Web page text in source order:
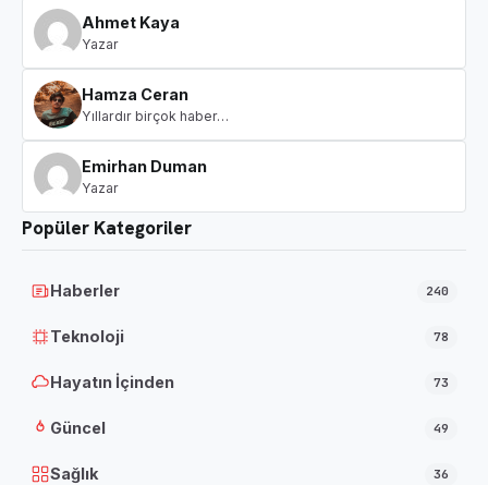
Ahmet Kaya
Yazar
Hamza Ceran
Yıllardır birçok haber…
Emirhan Duman
Yazar
Popüler Kategoriler
Haberler 240
Teknoloji 78
Hayatın İçinden 73
Güncel 49
Sağlık 36